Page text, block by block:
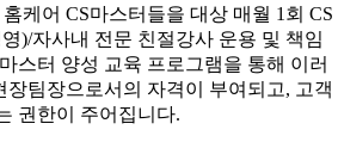
케어 CS마스터들을 대상 매월 1회 CS
)/자사내 전문 친절강사 운용 및 책임
스터 양성 교육 프로그램을 통해 이러
장팀장으로서의 자격이 부여되고, 고객
권한이 주어집니다.